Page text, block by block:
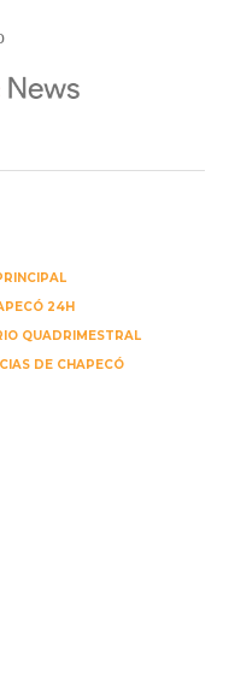
24H
QUADRIMESTRAL
DE CHAPECÓ